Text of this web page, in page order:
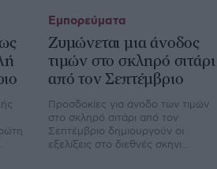
Ζυμώνεται μια άνοδος
τιμών στο σκληρό σιτάρι
από τον Σεπτέμβριο
Εμπορεύματα
Προσδοκίες για άνοδο των τιµών
στο σκληρό σιτάρι από τον
Σεπτέµβριο δηµιουργούν οι
εξελίξεις στο διεθνές σκηνι...